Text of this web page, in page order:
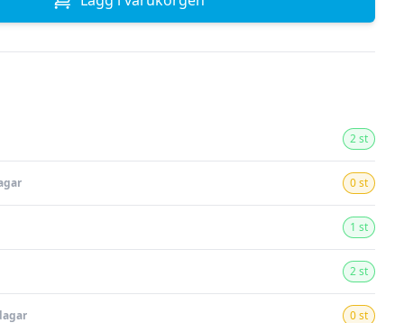
2 st
0 st
1 st
2 st
0 st